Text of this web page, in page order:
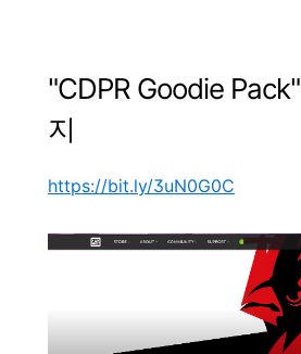
"CDPR Goodie Pack"
지
https://bit.ly/3uN0G0C